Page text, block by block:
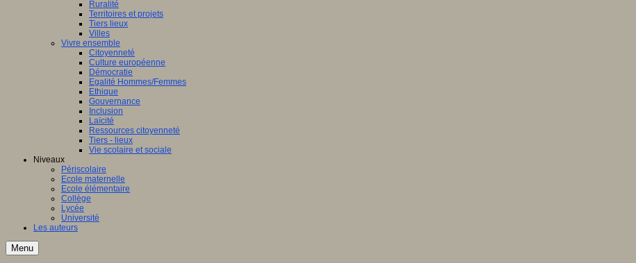
Ruralité
Territoires et projets
Tiers lieux
Villes
Vivre ensemble
Citoyenneté
Culture européenne
Démocratie
Egalité Hommes/Femmes
Ethique
Gouvernance
Inclusion
Laïcité
Ressources citoyenneté
Tiers - lieux
Vie scolaire et sociale
Niveaux
Périscolaire
Ecole maternelle
Ecole élémentaire
Collège
Lycée
Université
Les auteurs
Menu